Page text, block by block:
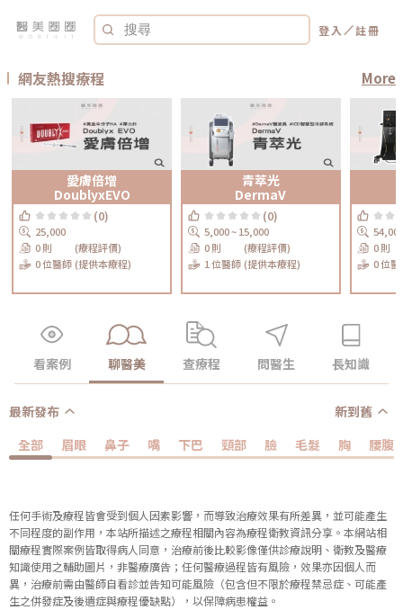
登入 ／註冊
網友熱搜療程 More
愛膚倍增
DoublyxEVO
(0)
25,000
0 則
(療程評價)
0 位醫師 (提供本療程)
青萃光
DermaV
(0)
5,000 ~ 15,000
0 則
(療程評價)
1 位醫師(提供本療程)
54,000
0 則
0 位醫
看案例 聊醫美 查療程 問醫生 長知識
最新發布
新到舊
全部
眉眼 鼻子 嘴 下巴 頸部 臉 毛髮 胸 腰腹
任何手術及療程皆會受到個人因素影響，而導致治療效果有所差異，並可能產生
不同程度的副作用，本站所描述之療程相關內容為療程衛教資訊分享。本網站相
關療程實際案例皆取得病人同意，治療前後比較影像僅供診療說明、衛教及醫療
知識使用之輔助圖片，非醫療廣告；任何醫療過程皆有風險，效果亦因個人而
異，治療前需由醫師自看診並告知可能風險（包含但不限於療程禁忌症、可能產
生之併發症及後遺症與療程優缺點），以保障病患權益。